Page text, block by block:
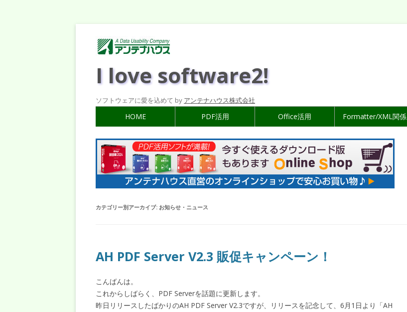
I love software2!
ソフトウェアに愛を込めて by アンテナハウス株式会社
HOME PDF活用 Office活用 Formatter/XML関係
カテゴリー別アーカイブ: お知らせ・ニュース
AH PDF Server V2.3 販促キャンペーン！
こんばんは。
これからしばらく、PDF Serverを話題に更新します。
昨日リリースしたばかりのAH PDF Server V2.3ですが、リリースを記念して、6月1日より「AH